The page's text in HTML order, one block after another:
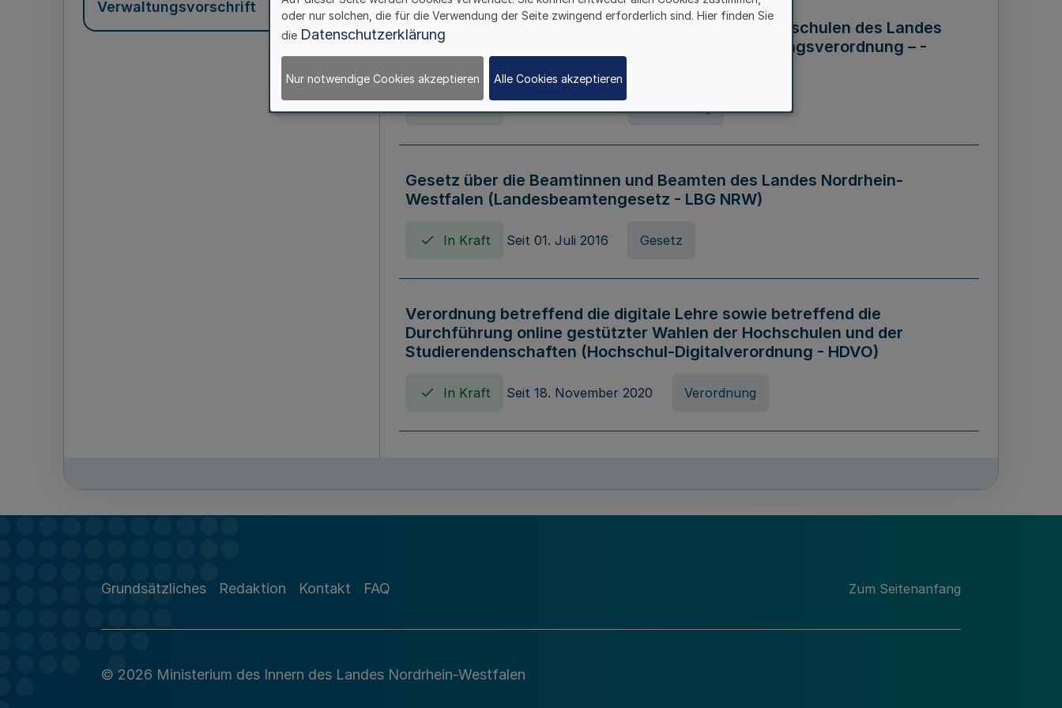
Verwaltungsvorschrift
Verordnung über die Wirtschaftsführung der Hochschulen des Landes
Nordrhein-Westfalen (Hochschulwirtschaftsführungsverordnung – -
Gesetz über die Beamtinnen und Beamten des Landes Nordrhein-
Westfalen (Landesbeamtengesetz - LBG NRW)
In Kraft Seit 01. Juli 2016 Gesetz
Verordnung betreffend die digitale Lehre sowie betreffend die
Durchführung online gestützter Wahlen der Hochschulen und der
Studierendenschaften (Hochschul-Digitalverordnung - HDVO)
In Kraft Seit 18. November 2020 Verordnung
(Hochschulabgabenverordnung - HAbg-VO)
Gesetz über die Kunsthochschulen des Landes Nordrhein-Westfalen
Grundsätzliches Redaktion Kontakt FAQ Zum Seitenanfang
© 2026 Ministerium des Innern des Landes Nordrhein-Westfalen
oder nur solchen, die für die Verwendung der Seite zwingend erforderlich sind. Hier finden Sie
die Datenschutzerklärung
Nur notwendige Cookies akzeptieren Alle Cookies akzeptieren